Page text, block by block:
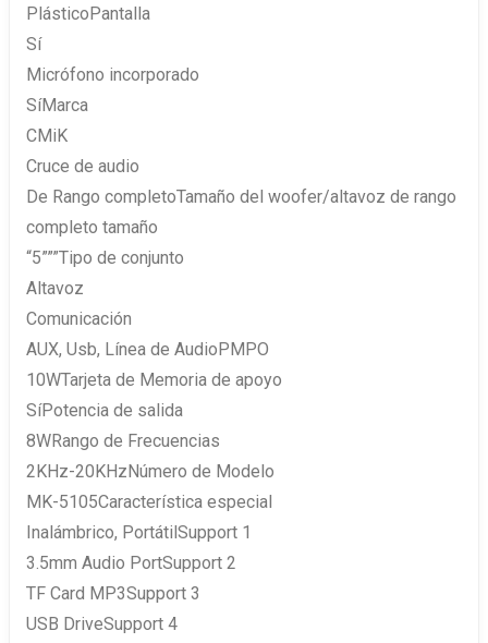
PlásticoPantalla
Sí
Micrófono incorporado
SíMarca
CMiK
Cruce de audio
De Rango completoTamaño del woofer/altavoz de rango
completo tamaño
“5”””Tipo de conjunto
Altavoz
Comunicación
AUX, Usb, Línea de AudioPMPO
10WTarjeta de Memoria de apoyo
SíPotencia de salida
8WRango de Frecuencias
2KHz-20KHzNúmero de Modelo
MK-5105Característica especial
Inalámbrico, PortátilSupport 1
3.5mm Audio PortSupport 2
TF Card MP3Support 3
USB DriveSupport 4